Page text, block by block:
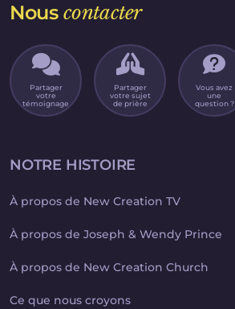
Nouscontacter
Partager
votre
témoignage
Partager
votre sujet
de prière
Vous avez
une
question ?
NOTRE HISTOIRE
À propos de New Creation TV
À propos de Joseph & Wendy Prince
À propos de New Creation Church
Ce que nous croyons